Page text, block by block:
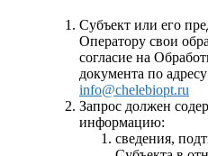
Субъект или его
Оператору свои
согласие на
документа по
info@chelebiopt.ru
Запрос должен
информацию:
сведения,